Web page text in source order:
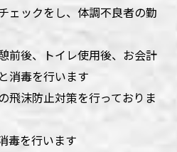
ェックをし、体調不良者の勤
前後、トイレ使用後、お会計
消毒を行います
飛沫防止対策を行っておりま
毒を行います